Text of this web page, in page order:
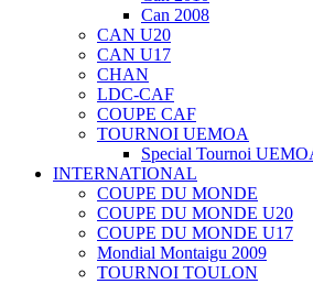
Can 2008
CAN U20
CAN U17
CHAN
LDC-CAF
COUPE CAF
TOURNOI UEMOA
Special Tournoi
INTERNATIONAL
COUPE DU MONDE
COUPE DU MONDE U20
COUPE DU MONDE U17
Mondial Montaigu 2009
TOURNOI TOULON